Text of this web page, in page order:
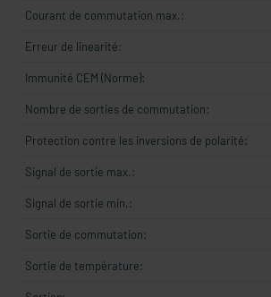
Courant de commutation max.:
Erreur de linearité:
Immunité CEM (Norme):
Nombre de sorties de commutation:
Protection contre les inversions de polarité:
Signal de sortie max.:
Signal de sortie min.:
Sortie de commutation:
Sortie de température: